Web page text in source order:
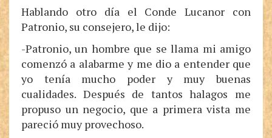
Hablando otro día el Conde Lucanor con
Patronio, su consejero, le dijo:
-Patronio, un hombre que se llama mi amigo
comenzó a alabarme y me dio a entender que
yo tenía mucho poder y muy buenas
cualidades. Después de tantos halagos me
propuso un negocio, que a primera vista me
pareció muy provechoso.